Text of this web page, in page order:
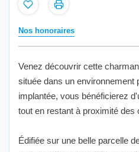
Nos honoraires
Venez découvrir cette
située dans un environnement
implantée, vous bénéficierez
tout en restant à proximité des
Édifiée sur une belle parcelle